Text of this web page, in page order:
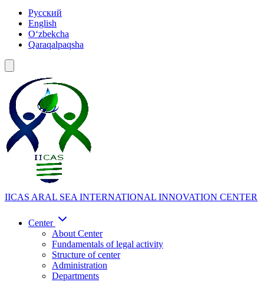
Русский
English
Oʻzbekcha
Qaraqalpaqsha
IICAS ARAL SEA INTERNATIONAL INNOVATION CENTER
Center
About Center
Fundamentals of legal activity
Structure of center
Administration
Departments